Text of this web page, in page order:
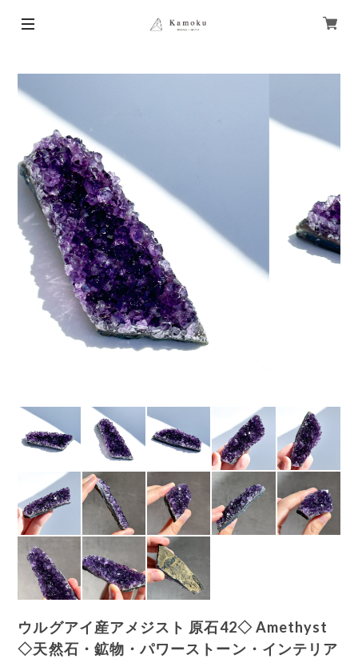
ウルグアイ産アメジスト 原石42◇ Amethyst
◇天然石・鉱物・パワーストーン・インテリア